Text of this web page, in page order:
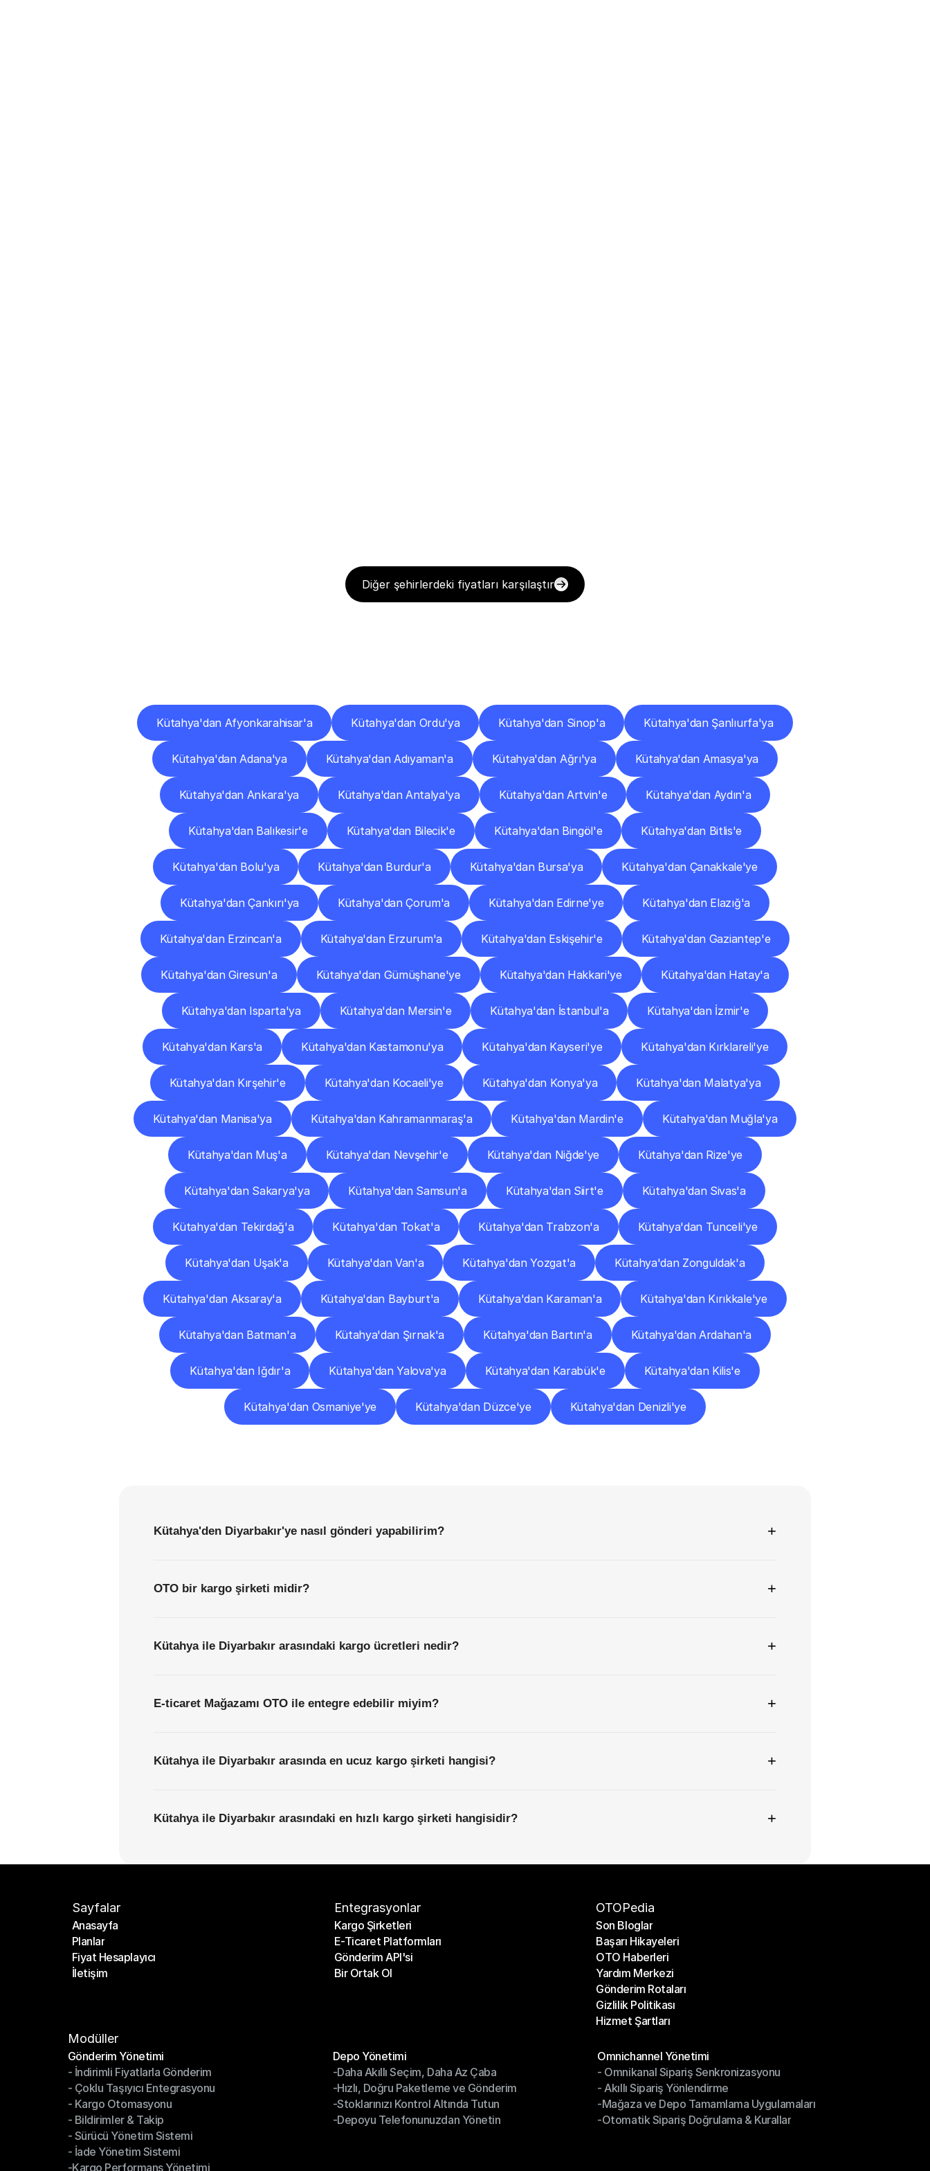
Diğer şehirlerdeki fiyatları karşılaştır
Kütahya'dan Afyonkarahisar'a Kütahya'dan Ordu'ya Kütahya'dan Sinop'a Kütahya'dan Şanlıurfa'ya
Kütahya'dan Adana'ya Kütahya'dan Adıyaman'a Kütahya'dan Ağrı'ya Kütahya'dan Amasya'ya
Kütahya'dan Ankara'ya Kütahya'dan Antalya'ya Kütahya'dan Artvin'e Kütahya'dan Aydın'a
Kütahya'dan Balıkesir'e Kütahya'dan Bilecik'e Kütahya'dan Bingöl'e Kütahya'dan Bitlis'e
Kütahya'dan Bolu'ya Kütahya'dan Burdur'a Kütahya'dan Bursa'ya Kütahya'dan Çanakkale'ye
Kütahya'dan Çankırı'ya Kütahya'dan Çorum'a Kütahya'dan Edirne'ye Kütahya'dan Elazığ'a
Kütahya'dan Erzincan'a Kütahya'dan Erzurum'a Kütahya'dan Eskişehir'e Kütahya'dan Gaziantep'e
Kütahya'dan Giresun'a Kütahya'dan Gümüşhane'ye Kütahya'dan Hakkari'ye Kütahya'dan Hatay'a
Kütahya'dan Isparta'ya Kütahya'dan Mersin'e Kütahya'dan İstanbul'a Kütahya'dan İzmir'e
Kütahya'dan Kars'a Kütahya'dan Kastamonu'ya Kütahya'dan Kayseri'ye Kütahya'dan Kırklareli'ye
Kütahya'dan Kırşehir'e Kütahya'dan Kocaeli'ye Kütahya'dan Konya'ya Kütahya'dan Malatya'ya
Kütahya'dan Manisa'ya Kütahya'dan Kahramanmaraş'a Kütahya'dan Mardin'e Kütahya'dan Muğla'ya
Kütahya'dan Muş'a Kütahya'dan Nevşehir'e Kütahya'dan Niğde'ye Kütahya'dan Rize'ye
Kütahya'dan Sakarya'ya Kütahya'dan Samsun'a Kütahya'dan Siirt'e Kütahya'dan Sivas'a
Kütahya'dan Tekirdağ'a Kütahya'dan Tokat'a Kütahya'dan Trabzon'a Kütahya'dan Tunceli'ye
Kütahya'dan Uşak'a Kütahya'dan Van'a Kütahya'dan Yozgat'a Kütahya'dan Zonguldak'a
Kütahya'dan Aksaray'a Kütahya'dan Bayburt'a Kütahya'dan Karaman'a Kütahya'dan Kırıkkale'ye
Kütahya'dan Batman'a Kütahya'dan Şırnak'a Kütahya'dan Bartın'a Kütahya'dan Ardahan'a
Kütahya'dan Iğdır'a Kütahya'dan Yalova'ya Kütahya'dan Karabük'e Kütahya'dan Kilis'e
Kütahya'dan Osmaniye'ye Kütahya'dan Düzce'ye Kütahya'dan Denizli'ye
Kütahya'den Diyarbakır'ye nasıl gönderi yapabilirim? +
OTO bir kargo şirketi midir? +
Kütahya ile Diyarbakır arasındaki kargo ücretleri nedir? +
E-ticaret Mağazamı OTO ile entegre edebilir miyim? +
Kütahya ile Diyarbakır arasında en ucuz kargo şirketi hangisi? +
Kütahya ile Diyarbakır arasındaki en hızlı kargo şirketi hangisidir? +
Sayfalar
Anasayfa
Anasayfa
Planlar
Planlar
Fiyat Hesaplayıcı
Fiyat Hesaplayıcı
İletişim
Entegrasyonlar
Kargo Şirketleri
Kargo Şirketleri
E-Ticaret Platformları
E-Ticaret Platformları
Gönderim API'si
Gönderim API'si
Bir Ortak Ol
OTOPedia
Son Bloglar
Son Bloglar
Başarı Hikayeleri
Başarı Hikayeleri
OTO Haberleri
OTO Haberleri
Yardım Merkezi
Yardım Merkezi
Gönderim Rotaları
Gönderim Rotaları
Gizlilik Politikası
Gizlilik Politikası
Hizmet Şartları
Modüller
Gönderim Yönetimi
Gönderim Yönetimi
- İndirimli Fiyatlarla Gönderim
- İndirimli Fiyatlarla Gönderim
- Çoklu Taşıyıcı Entegrasyonu
- Çoklu Taşıyıcı Entegrasyonu
- Kargo Otomasyonu
- Kargo Otomasyonu
- Bildirimler & Takip
- Bildirimler & Takip
- Sürücü Yönetim Sistemi
- Sürücü Yönetim Sistemi
- İade Yönetim Sistemi
- İade Yönetim Sistemi
-Kargo Performans Yönetimi
Depo Yönetimi
Depo Yönetimi
-Daha Akıllı Seçim, Daha Az Çaba
-Daha Akıllı Seçim, Daha Az Çaba
-Hızlı, Doğru Paketleme ve Gönderim
-Hızlı, Doğru Paketleme ve Gönderim
-Stoklarınızı Kontrol Altında Tutun
-Stoklarınızı Kontrol Altında Tutun
-Depoyu Telefonunuzdan Yönetin
Omnichannel Yönetimi
Omnichannel Yönetimi
- Omnikanal Sipariş Senkronizasyonu
- Omnikanal Sipariş Senkronizasyonu
- Akıllı Sipariş Yönlendirme
- Akıllı Sipariş Yönlendirme
-Mağaza ve Depo Tamamlama Uygulamaları
-Mağaza ve Depo Tamamlama Uygulamaları
-Otomatik Sipariş Doğrulama & Kurallar